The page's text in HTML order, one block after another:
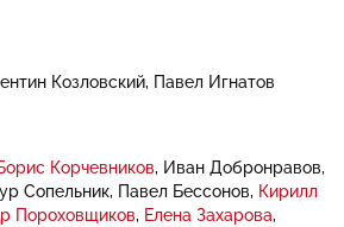
Козловский Павел Игнатов
Корчевников
Иван Добронравов
Сопельник Павел Бессонов
Кирилл
Пороховщиков
Елена Захарова